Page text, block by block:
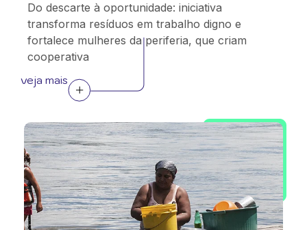
Do descarte à oportunidade: iniciativa
transforma resíduos em trabalho digno e
fortalece mulheres da periferia, que criam
cooperativa
veja mais